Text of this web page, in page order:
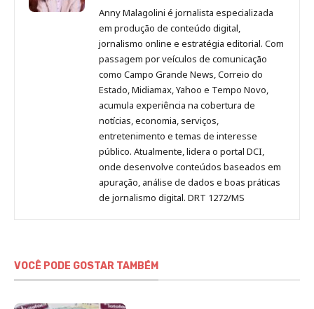
Malagolini
no
Pinterest
Malagolini
no
LinkedIn
Malagolini
no
Instagram
Malagolini
no
Facebook
de
Anny
Malagolini
Anny Malagolini é jornalista especializada
em produção de conteúdo digital,
jornalismo online e estratégia editorial. Com
passagem por veículos de comunicação
como Campo Grande News, Correio do
Estado, Midiamax, Yahoo e Tempo Novo,
acumula experiência na cobertura de
notícias, economia, serviços,
entretenimento e temas de interesse
público. Atualmente, lidera o portal DCI,
onde desenvolve conteúdos baseados em
apuração, análise de dados e boas práticas
de jornalismo digital. DRT 1272/MS
VOCÊ PODE GOSTAR TAMBÉM